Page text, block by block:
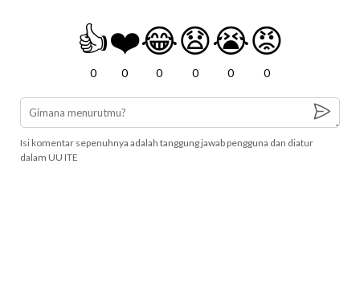
👍
0
❤️
0
😂
0
😧
0
😭
0
😡
0
Isi komentar sepenuhnya adalah tanggung jawab pengguna dan diatur
dalam UU ITE